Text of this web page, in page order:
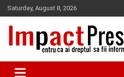
Skip
to
content
Saturday, August 8, 2026
IMPACTPRESS